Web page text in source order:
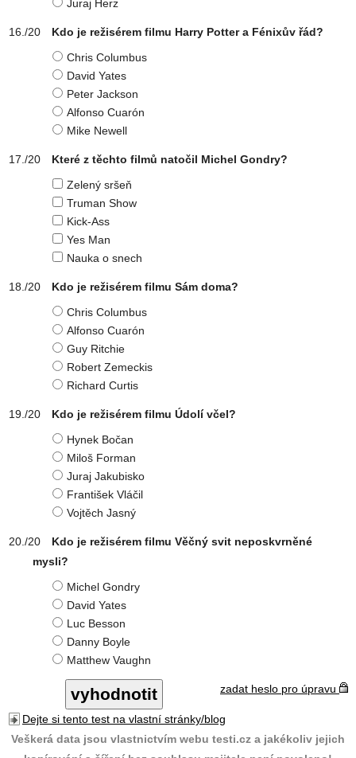
Juraj Herz
Kdo je režisérem filmu Harry Potter a Fénixův řád?
Chris Columbus
David Yates
Peter Jackson
Alfonso Cuarón
Mike Newell
Které z těchto filmů natočil Michel Gondry?
Zelený sršeň
Truman Show
Kick-Ass
Yes Man
Nauka o snech
Kdo je režisérem filmu Sám doma?
Chris Columbus
Alfonso Cuarón
Guy Ritchie
Robert Zemeckis
Richard Curtis
Kdo je režisérem filmu Údolí včel?
Hynek Bočan
Miloš Forman
Juraj Jakubisko
František Vláčil
Vojtěch Jasný
Kdo je režisérem filmu Věčný svit neposkvrněné
mysli?
Michel Gondry
David Yates
Luc Besson
Danny Boyle
Matthew Vaughn
zadat heslo pro úpravu
Dejte si tento test na vlastní stránky/blog
Veškerá data jsou vlastnictvím webu testi.cz a jakékoliv jejich